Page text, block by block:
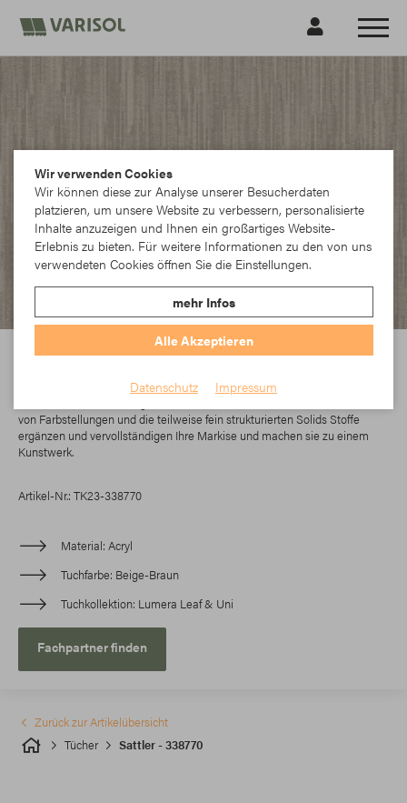
Sattler - 338770
In der Elements-Kollektion findet jeder das richtige Dessin. Die modernen
von Farbstellungen und die teilweise fein strukturierten Solids Stoffe
ergänzen und vervollständigen Ihre Markise und machen sie zu einem
Kunstwerk.
Artikel-Nr.: TK23-338770
Material Acryl
Tuchfarbe Beige-Braun
Tuchkollektion Lumera Leaf & Uni
Fachpartner finden
Tücher Sattler - 338770
Zurück zur Artikelübersicht
Wir verwenden Cookies
Wir können diese zur Analyse unserer Besucherdaten
platzieren, um unsere Website zu verbessern, personalisierte
Inhalte anzuzeigen und Ihnen ein großartiges Website-
Erlebnis zu bieten. Für weitere Informationen zu den von uns
verwendeten Cookies öffnen Sie die Einstellungen.
mehr Infos
Alle Akzeptieren
Datenschutz Impressum